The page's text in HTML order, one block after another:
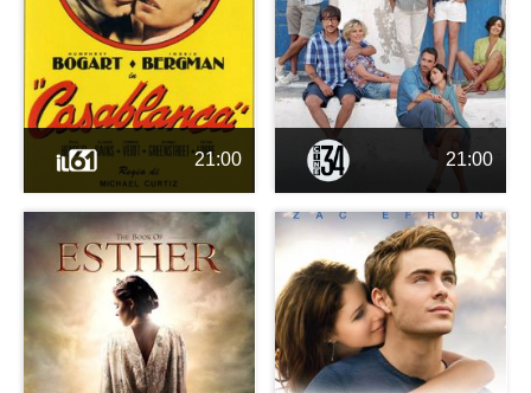
21:00 21:00